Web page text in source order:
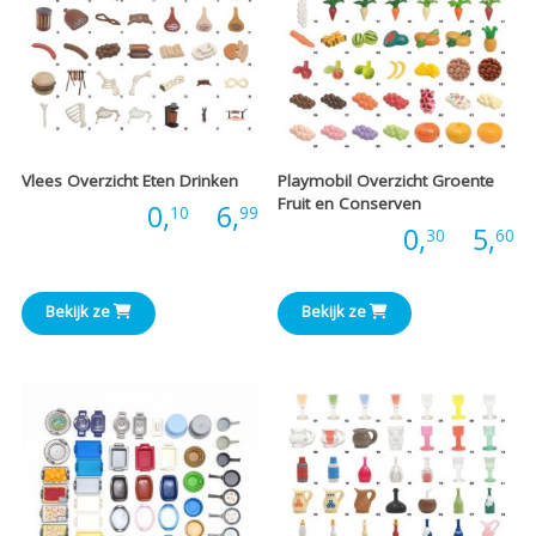
Vlees Overzicht Eten Drinken
0,10 6,99Prijsklasse:
tot
Bekijk ze
Playmobil Overzicht Groente
Fruit en Conserven
0,30 5,60
Bekijk ze